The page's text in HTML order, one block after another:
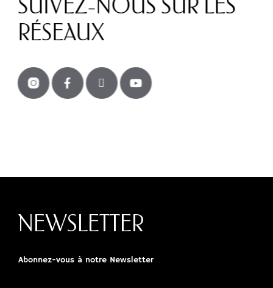
SUIVEZ-NOUS SUR LES
RÉSEAUX
NEWSLETTER
Abonnez-vous à notre Newsletter